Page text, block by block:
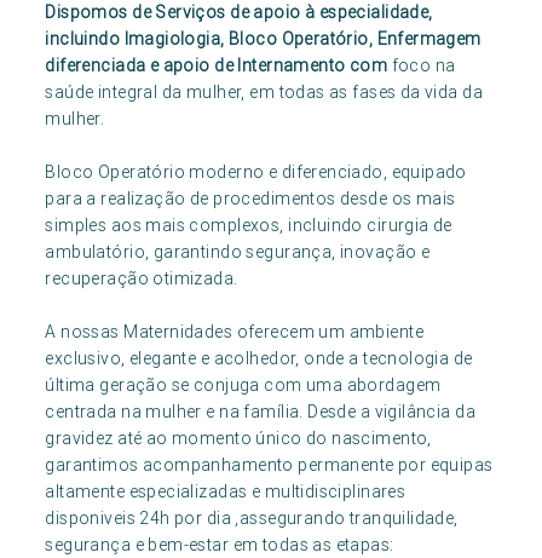
Dispomos de Serviços de apoio à especialidade,
incluindo Imagiologia, Bloco Operatório, Enfermagem
diferenciada e apoio de Internamento com foco na
saúde integral da mulher, em todas as fases da vida da
mulher.
Bloco Operatório moderno e diferenciado, equipado
para a realização de procedimentos desde os mais
simples aos mais complexos, incluindo cirurgia de
ambulatório, garantindo segurança, inovação e
recuperação otimizada.
A nossas Maternidades oferecem um ambiente
exclusivo, elegante e acolhedor, onde a tecnologia de
última geração se conjuga com uma abordagem
centrada na mulher e na família. Desde a vigilância da
gravidez até ao momento único do nascimento,
garantimos acompanhamento permanente por equipas
altamente especializadas e multidisciplinares
disponiveis 24h por dia ,assegurando tranquilidade,
segurança e bem-estar em todas as etapas: